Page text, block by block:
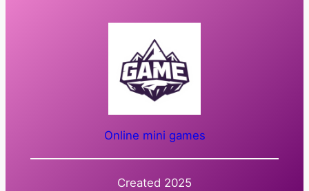
Online mini games
Created 2025